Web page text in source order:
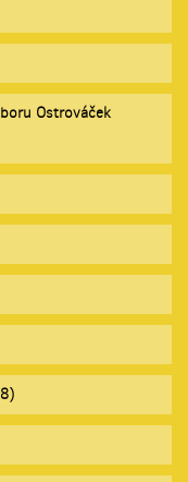
Ostrováček